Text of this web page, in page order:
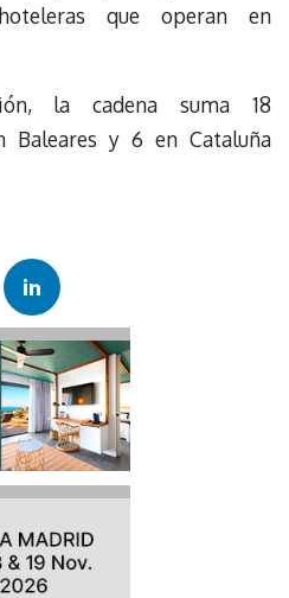
que operan en
la cadena suma 18
Baleares y 6 en Cataluña